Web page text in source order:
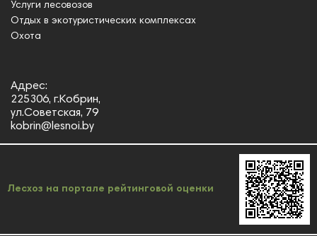
Услуги лесовозов
Отдых в экотуристических комплексах
Охота
Адрес:
225306, г.Кобрин,
ул.Советская, 79
kobrin@lesnoi.by
Лесхоз на портале рейтинговой оценки